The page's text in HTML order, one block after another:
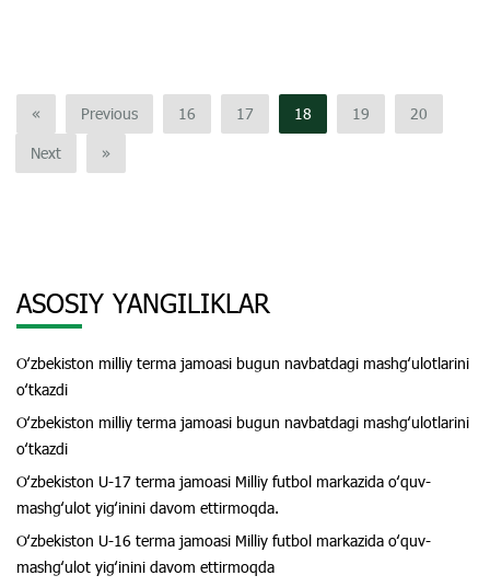
« Previous 16 17 18 19 20
Next »
ASOSIY YANGILIKLAR
Oʻzbekiston milliy terma jamoasi bugun navbatdagi mashgʻulotlarini
oʻtkazdi
Oʻzbekiston milliy terma jamoasi bugun navbatdagi mashgʻulotlarini
oʻtkazdi
Oʻzbekiston U-17 terma jamoasi Milliy futbol markazida oʻquv-
mashgʻulot yigʻinini davom ettirmoqda.
Oʻzbekiston U-16 terma jamoasi Milliy futbol markazida oʻquv-
mashgʻulot yigʻinini davom ettirmoqda